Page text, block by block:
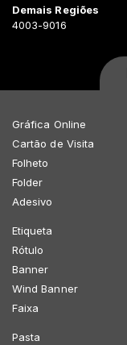
Demais Regiões
4003-9016
Gráfica Online
Cartão de Visita
Folheto
Folder
Adesivo
Etiqueta
Rótulo
Banner
Wind Banner
Faixa
Pasta